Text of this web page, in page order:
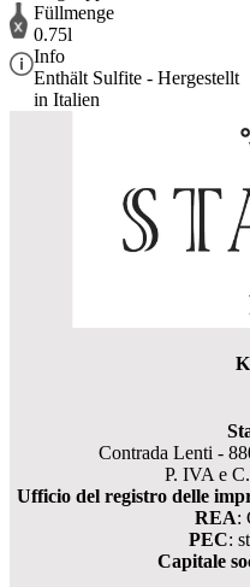
Füllmenge
0.75l
Info
Enthält Sulfite - Hergestellt
in Italien
Contrada Lenti -
P. IVA e
Ufficio del registro delle
REA:
PEC:
Capitale